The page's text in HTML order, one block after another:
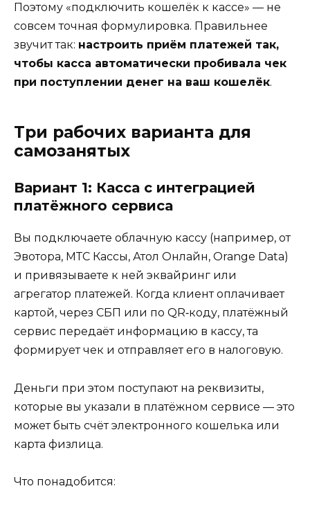
Поэтому «подключить кошелёк к кассе» — не
совсем точная формулировка. Правильнее
звучит так: настроить приём платежей так,
чтобы касса автоматически пробивала чек
при поступлении денег на ваш кошелёк.
Три рабочих варианта для
самозанятых
Вариант 1: Касса с интеграцией
платёжного сервиса
Вы подключаете облачную кассу (например, от
Эвотора, МТС Кассы, Атол Онлайн, Orange Data)
и привязываете к ней эквайринг или
агрегатор платежей. Когда клиент оплачивает
картой, через СБП или по QR‑коду, платёжный
сервис передаёт информацию в кассу, та
формирует чек и отправляет его в налоговую.
Деньги при этом поступают на реквизиты,
которые вы указали в платёжном сервисе — это
может быть счёт электронного кошелька или
карта физлица.
Что понадобится: